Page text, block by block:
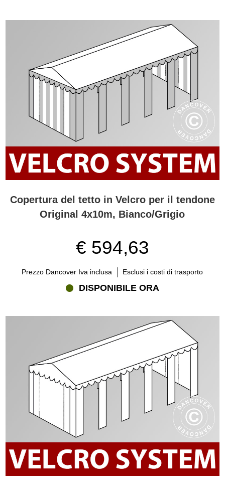
Copertura del tetto in Velcro per il tendone
Original 4x10m, Bianco/Grigio
€ 594,63
Prezzo Dancover Iva inclusa Esclusi i costi di trasporto
DISPONIBILE ORA